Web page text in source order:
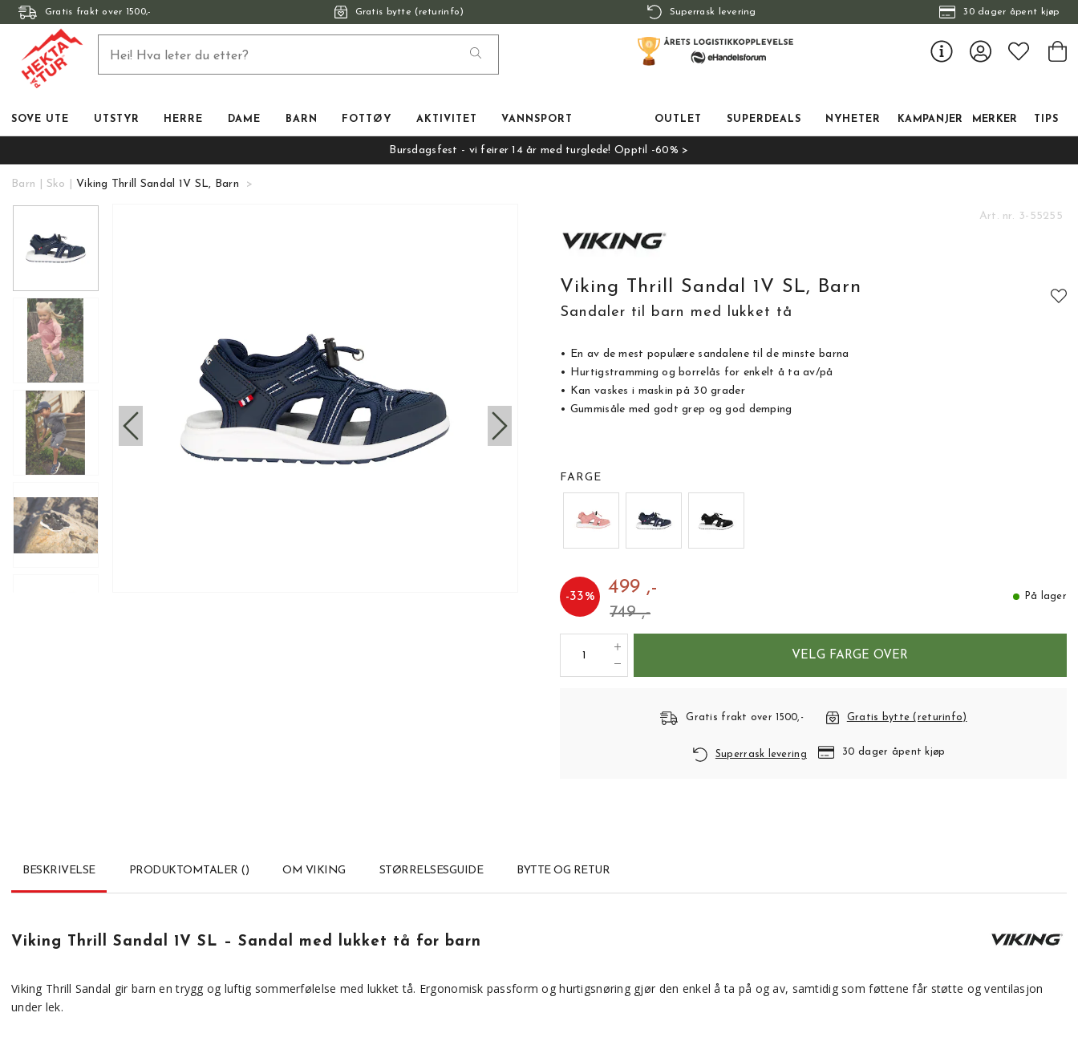
Gratis frakt over 1500,- Gratis bytte (returinfo) Superrask levering 30 dager åpent kjøp
SOVE UTE UTSTYR HERRE DAME BARN FOTTØY AKTIVITET VANNSPORT OUTLET SUPERDEALS NYHETER KAMPANJER MERKER TIPS
Bursdagsfest - vi feirer 14 år med turglede! Opptil -60% >
Barn Sko Viking Thrill Sandal 1V SL, Barn
Art. nr. 3-55255
Viking Thrill Sandal 1V SL, Barn
Sandaler til barn med lukket tå
• En av de mest populære sandalene til de minste barna
• Hurtigstramming og borrelås for enkelt å ta av/på
• Kan vaskes i maskin på 30 grader
• Gummisåle med godt grep og god demping
FARGE
-33% 499 ,-
749 ,-
På lager
VELG FARGE OVER
Gratis frakt over 1500,- Gratis bytte (returinfo)
Superrask levering 30 dager åpent kjøp
BESKRIVELSE PRODUKTOMTALER () OM VIKING STØRRELSESGUIDE BYTTE OG RETUR
Viking Thrill Sandal 1V SL – Sandal med lukket tå for barn
Viking Thrill Sandal gir barn en trygg og luftig sommerfølelse med lukket tå. Ergonomisk passform og hurtigsnøring gjør den enkel å ta på og av, samtidig som føttene får støtte og ventilasjon
under lek.